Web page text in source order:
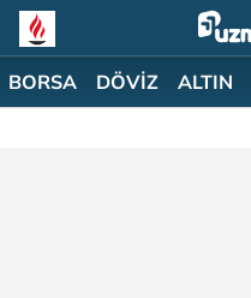
BORSA DÖVİZ ALTIN